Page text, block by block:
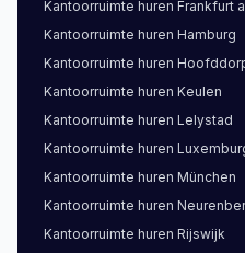
moderne kantoren en
gebouwen hebben hoog
huurdersdemand hier
het stadscentrum,
flexibiliteit rond
aan bedrijfsspecifieke
zijn voor snelgroeiende
vestigingen die adaptieve
Kantoorruimte huren Frankfurt
Kantoorruimte huren Hamburg
Kantoorruimte huren
Kantoorruimte huren Keulen
Kantoorruimte huren Lelystad
Kantoorruimte huren
Kantoorruimte huren München
Kantoorruimte huren
Kantoorruimte huren Rijswijk